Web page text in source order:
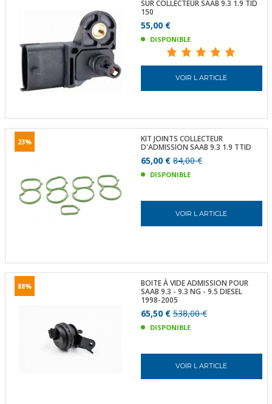
SUR COLLECTEUR SAAB 9.3 1.9 TID
150
55,00 €
DISPONIBLE
VOIR L ARTICLE
23%
KIT JOINTS COLLECTEUR
D'ADMISSION SAAB 9.3 1.9 TTID
65,00 €84,00 €
DISPONIBLE
VOIR L ARTICLE
88%
BOITE À VIDE ADMISSION POUR
SAAB 9.3 - 9.3 NG - 9.5 DIESEL
1998-2005
65,50 €538,00 €
DISPONIBLE
VOIR L ARTICLE